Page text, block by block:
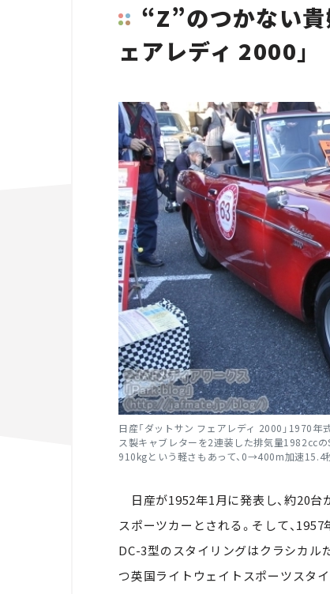
“Z”のつかない貴
ェアレディ 2000」
日産「ダットサン フェアレディ 2000」1970
ス製キャブレターを2連装した排気量1982cc
910kgという軽さもあって、0→400m加速15.4
日産が1952年1月に発表し、約20台
スポーツカーとされる。そして、1957
DC-3型のスタイリングはクラシカル
つ英国ライトウェイトスポーツスタ